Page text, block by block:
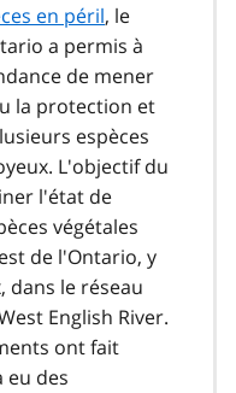
en péril, le
a permis à
de mener
la protection et
espèces
L'objectif du
l'état de
végétales
de l'Ontario, y
dans le réseau
English River.
ont fait
eu des